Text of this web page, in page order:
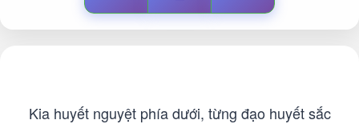
Kia huyết nguyệt phía dưới, từng đạo huyết sắc